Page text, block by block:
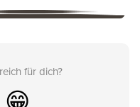
für dich?